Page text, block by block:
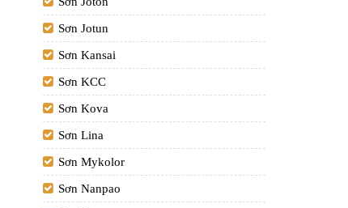
Sơn Jotun
Sơn Kansai
Sơn KCC
Sơn Kova
Sơn Lina
Sơn Mykolor
Sơn Nanpao